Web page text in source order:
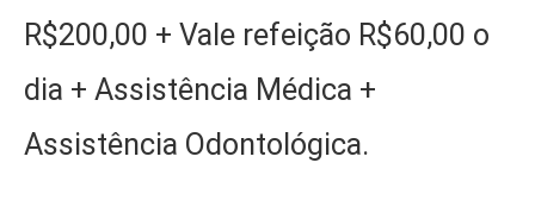
R$200,00 + Vale refeição R$60,00 o
dia + Assistência Médica +
Assistência Odontológica.